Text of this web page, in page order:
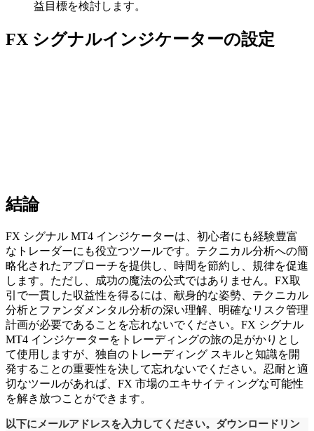
益目標を検討します。
FX シグナルインジケーターの設定
結論
FX シグナル MT4 インジケーターは、初心者にも経験豊富
なトレーダーにも役立つツールです。テクニカル分析への簡
略化されたアプローチを提供し、時間を節約し、規律を促進
します。ただし、成功の魔法の公式ではありません。FX取
引で一貫した収益性を得るには、献身的な姿勢、テクニカル
分析とファンダメンタル分析の深い理解、明確なリスク管理
計画が必要であることを忘れないでください。FX シグナル
MT4 インジケーターをトレーディングの旅の足がかりとし
て使用しますが、独自のトレーディング スキルと知識を開
発することの重要性を決して忘れないでください。忍耐と適
切なツールがあれば、FX 市場のエキサイティングな可能性
を解き放つことができます。
以下にメールアドレスを入力してください。ダウンロードリン